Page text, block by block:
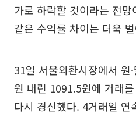
가로 하락할 것이라는 전
같은 수익률 차이는 더욱
31일 서울외환시장에서 원
원 내린 1091.5원에 거래
다시 경신했다. 4거래일 연